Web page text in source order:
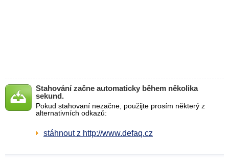
Stahování začne automaticky během několika
sekund.
Pokud stahovaní nezačne, použijte prosím některý z
alternativních odkazů:
stáhnout z http://www.defaq.cz